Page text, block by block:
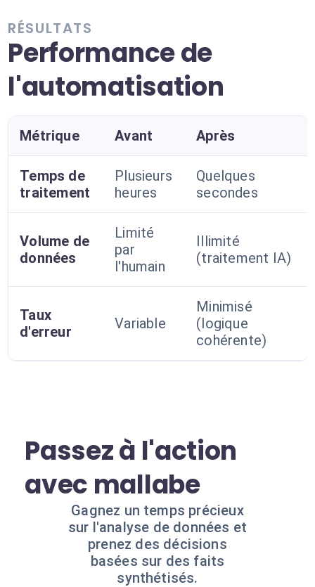
RÉSULTATS
Performance de
l'automatisation
Métrique Avant Après
Temps de
traitement
Plusieurs
heures
Quelques
secondes
Volume de
données
Limité
par
l'humain
Illimité
(traitement IA)
Taux
d'erreur
Variable
Minimisé
(logique
cohérente)
Passez à l'action
avec mallabe
Gagnez un temps précieux
sur l'analyse de données et
prenez des décisions
basées sur des faits
synthétisés.